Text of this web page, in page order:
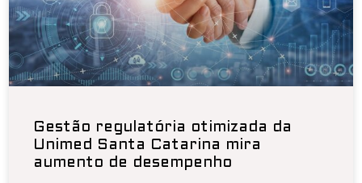
Gestão regulatória otimizada da
Unimed Santa Catarina mira
aumento de desempenho